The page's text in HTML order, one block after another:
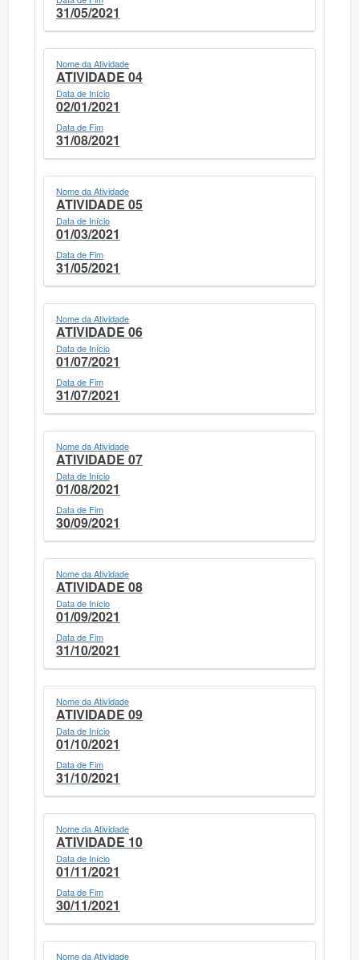
31/05/2021
Nome da Atividade
ATIVIDADE 04
Data de Início
02/01/2021
Data de Fim
31/08/2021
Nome da Atividade
ATIVIDADE 05
Data de Início
01/03/2021
Data de Fim
31/05/2021
Nome da Atividade
ATIVIDADE 06
Data de Início
01/07/2021
Data de Fim
31/07/2021
Nome da Atividade
ATIVIDADE 07
Data de Início
01/08/2021
Data de Fim
30/09/2021
Nome da Atividade
ATIVIDADE 08
Data de Início
01/09/2021
Data de Fim
31/10/2021
Nome da Atividade
ATIVIDADE 09
Data de Início
01/10/2021
Data de Fim
31/10/2021
Nome da Atividade
ATIVIDADE 10
Data de Início
01/11/2021
Data de Fim
30/11/2021
Nome da Atividade